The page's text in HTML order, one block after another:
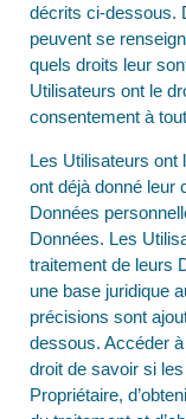
décrits ci-dessous.
peuvent se
quels droits leur
Utilisateurs ont le
consentement à
Les Utilisateurs ont
ont déjà donné leur
Données
Données. Les
traitement de leurs
une base juridique
précisions sont
dessous. Accéder
droit de savoir si
Propriétaire,